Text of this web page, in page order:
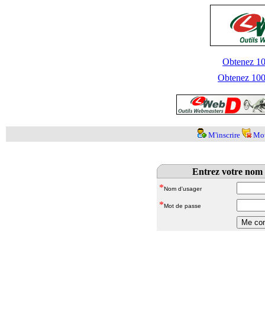
Obtenez
Obtenez
M'inscrire
Entrez votre nom
*Nom d'usager
*Mot de passe